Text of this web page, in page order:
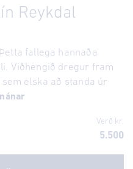
Reykdal
fallega hannaða
Viðhengið dregur fram
elska að standa úr
Verð kr.
5.500